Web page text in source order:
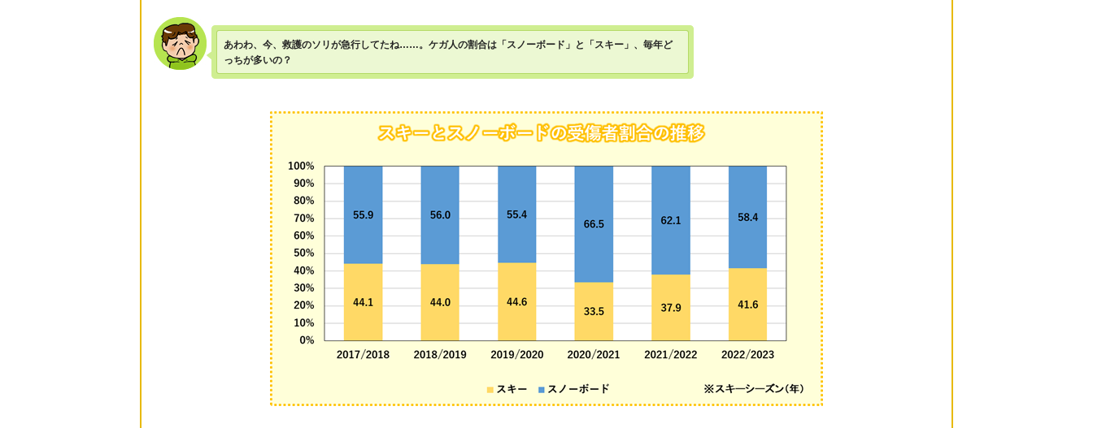
あわわ、今、救護のソリが急行してたね……。ケガ人の割合は「スノーボード」と「スキー」、毎年ど
っちが多いの？